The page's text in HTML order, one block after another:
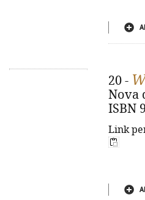
20 -
Nova
ISBN
Link